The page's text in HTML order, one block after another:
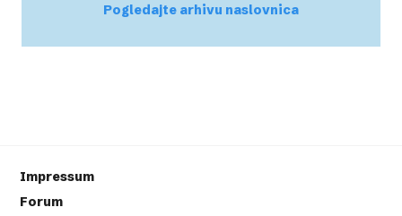
Pogledajte arhivu naslovnica
Impressum
Forum